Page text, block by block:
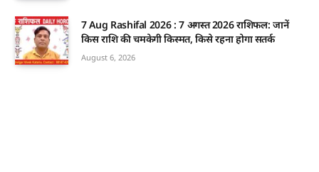
7 Aug Rashifal 2026 : 7 अगस्त 2026 राशिफल: जानें
किस राशि की चमकेगी किस्मत, किसे रहना होगा सतर्क
August 6, 2026